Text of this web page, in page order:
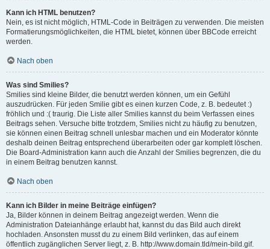
Kann ich HTML benutzen?
Nein, es ist nicht möglich, HTML-Code in Beiträgen zu verwenden. Die meisten
Formatierungsmöglichkeiten, die HTML bietet, können über BBCode erreicht
werden.
Nach oben
Was sind Smilies?
Smilies sind kleine Bilder, die benutzt werden können, um ein Gefühl
auszudrücken. Für jeden Smilie gibt es einen kurzen Code, z. B. bedeutet :)
fröhlich und :( traurig. Die Liste aller Smilies kannst du beim Verfassen eines
Beitrags sehen. Versuche bitte trotzdem, Smilies nicht zu häufig zu benutzen,
sie können einen Beitrag schnell unlesbar machen und ein Moderator könnte
deshalb deinen Beitrag entsprechend überarbeiten oder gar komplett löschen.
Die Board-Administration kann auch die Anzahl der Smilies begrenzen, die du
in einem Beitrag benutzen kannst.
Nach oben
Kann ich Bilder in meine Beiträge einfügen?
Ja, Bilder können in deinem Beitrag angezeigt werden. Wenn die
Administration Dateianhänge erlaubt hat, kannst du das Bild auch direkt
hochladen. Ansonsten musst du zu einem Bild verlinken, das auf einem
öffentlich zugänglichen Server liegt, z. B. http://www.domain.tld/mein-bild.gif.